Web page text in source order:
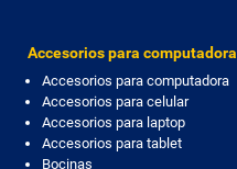
Accesorios para computadora
Accesorios para computadora
Accesorios para celular
Accesorios para laptop
Accesorios para tablet
Bocinas